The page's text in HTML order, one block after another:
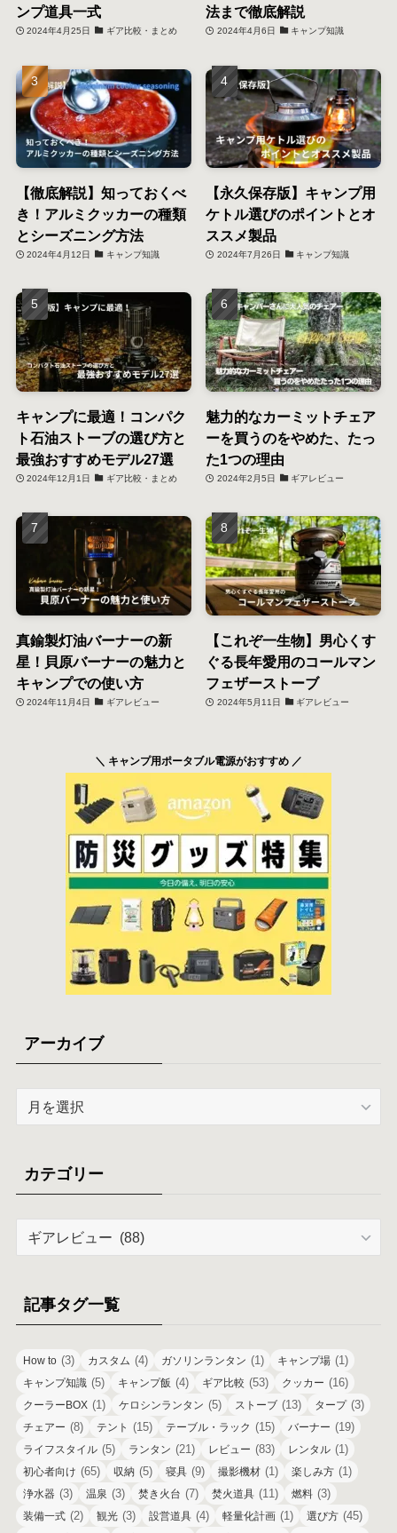
ンプ道具一式
2024年4月25日 ギア比較・まとめ
法まで徹底解説
2024年4月6日 キャンプ知識
【徹底解説】知っておくべ
き！アルミクッカーの種類
とシーズニング方法
2024年4月12日 キャンプ知識
【永久保存版】キャンプ用
ケトル選びのポイントとオ
ススメ製品
2024年7月26日 キャンプ知識
キャンプに最適！コンパク
ト石油ストーブの選び方と
最強おすすめモデル27選
2024年12月1日 ギア比較・まとめ
魅力的なカーミットチェア
ーを買うのをやめた、たっ
た1つの理由
2024年2月5日 ギアレビュー
真鍮製灯油バーナーの新
星！貝原バーナーの魅力と
キャンプでの使い方
2024年11月4日 ギアレビュー
【これぞ一生物】男心くす
ぐる長年愛用のコールマン
フェザーストーブ
2024年5月11日 ギアレビュー
＼ キャンプ用ポータブル電源がおすすめ ／
アーカイブ
ブ
カテゴリー
リ
ー
記事タグ一覧
How to (3) カスタム (4) ガソリンランタン (1) キャンプ場 (1)
キャンプ知識 (5) キャンプ飯 (4) ギア比較 (53) クッカー (16)
クーラーBOX (1) ケロシンランタン (5) ストーブ (13) タープ(3)
チェアー (8) テント (15) テーブル・ラック (15) バーナー (19)
ライフスタイル (5) ランタン (21) レビュー (83) レンタル (1)
初心者向け (65) 収納 (5) 寝具 (9) 撮影機材 (1) 楽しみ方 (1)
浄水器 (3) 温泉 (3) 焚き火台 (7) 焚火道具 (11) 燃料 (3)
装備一式 (2) 観光 (3) 設営道具 (4) 軽量化計画 (1) 選び方 (45)